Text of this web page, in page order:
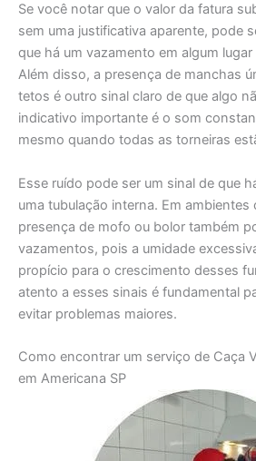
Se você notar que o valor da fatura
sem uma justificativa aparente, pode
que há um vazamento em algum
Além disso, a presença de manchas
tetos é outro sinal claro de que algo
indicativo importante é o som
mesmo quando todas as torneiras
Esse ruído pode ser um sinal de que
uma tubulação interna. Em ambientes
presença de mofo ou bolor também
vazamentos, pois a umidade
propício para o crescimento desses
atento a esses sinais é fundamental
evitar problemas maiores.
Como encontrar um serviço de Caça
em Americana SP